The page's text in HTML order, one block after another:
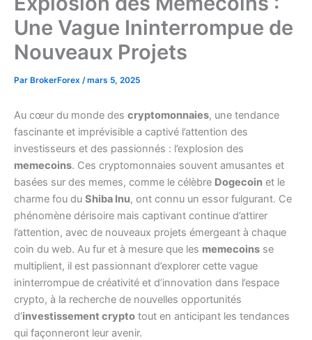
Une Vague Ininterrompue de
Nouveaux Projets
Par BrokerForex /mars 5, 2025
Au cœur du monde des cryptomonnaies, une tendance
fascinante et imprévisible a captivé l’attention des
investisseurs et des passionnés : l’explosion des
memecoins. Ces cryptomonnaies souvent amusantes et
basées sur des memes, comme le célèbre Dogecoin et le
charme fou du Shiba Inu, ont connu un essor fulgurant. Ce
phénomène dérisoire mais captivant continue d’attirer
l’attention, avec de nouveaux projets émergeant à chaque
coin du web. Au fur et à mesure que les memecoins se
multiplient, il est passionnant d’explorer cette vague
ininterrompue de créativité et d’innovation dans l’espace
crypto, à la recherche de nouvelles opportunités
d’investissement crypto tout en anticipant les tendances
qui façonneront leur avenir.